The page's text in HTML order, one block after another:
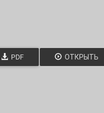
PDF ОТКРЫТЬ